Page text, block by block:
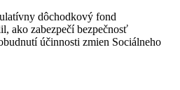
dôchodkový fond
ako zabezpečí bezpečnosť
účinnosti zmien Sociálneho